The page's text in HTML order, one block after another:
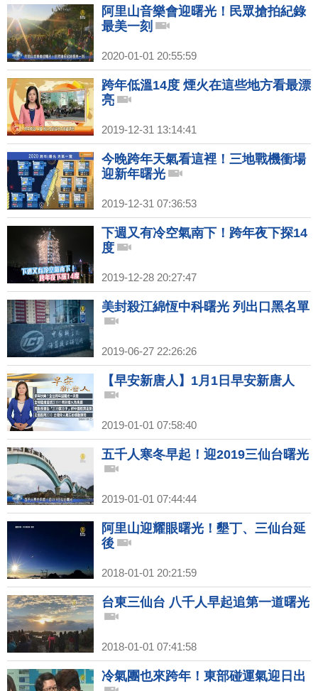
阿里山音樂會迎曙光！民眾搶拍紀錄
最美一刻
2020-01-01 20:55:59
跨年低溫14度 煙火在這些地方看最漂
亮
2019-12-31 13:14:41
今晚跨年天氣看這裡！三地戰機衝場
迎新年曙光
2019-12-31 07:36:53
下週又有冷空氣南下！跨年夜下探14
度
2019-12-28 20:27:47
美封殺江綿恆中科曙光 列出口黑名單
2019-06-27 22:26:26
【早安新唐人】1月1日早安新唐人
2019-01-01 07:58:40
五千人寒冬早起！迎2019三仙台曙光
2019-01-01 07:44:44
阿里山迎耀眼曙光！墾丁、三仙台延
後
2018-01-01 20:21:59
台東三仙台 八千人早起追第一道曙光
2018-01-01 07:41:58
冷氣團也來跨年！東部碰運氣迎日出